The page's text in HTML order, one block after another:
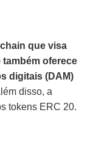
que visa
oferece
digitais (DAM)
disso, a
tokens ERC 20.